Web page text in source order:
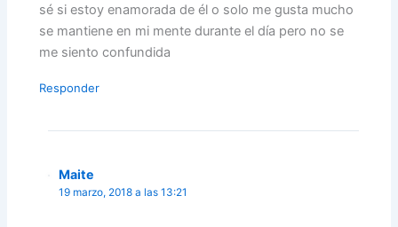
sé si estoy enamorada de él o solo me gusta mucho
se mantiene en mi mente durante el día pero no se
me siento confundida
Responder
Maite
19 marzo, 2018 a las 13:21